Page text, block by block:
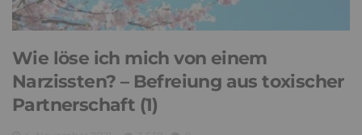
Wie löse ich mich von einem
Narzissten? – Befreiung aus toxischer
Partnerschaft (1)